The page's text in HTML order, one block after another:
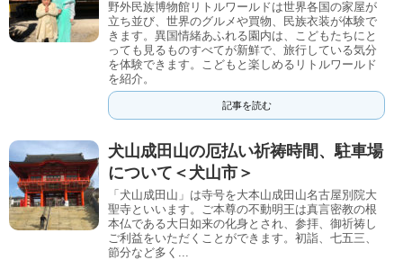
野外民族博物館リトルワールドは世界各国の家屋が
立ち並び、世界のグルメや買物、民族衣装が体験で
きます。異国情緒あふれる園内は、こどもたちにと
っても見るものすべてが新鮮で、旅行している気分
を体験できます。こどもと楽しめるリトルワールド
を紹介。
記事を読む
犬山成田山の厄払い祈祷時間、駐車場
について＜犬山市＞
「犬山成田山」は寺号を大本山成田山名古屋別院大
聖寺といいます。ご本尊の不動明王は真言密教の根
本仏である大日如来の化身とされ、参拝、御祈祷し
ご利益をいただくことができます。初詣、七五三、
節分など多く...